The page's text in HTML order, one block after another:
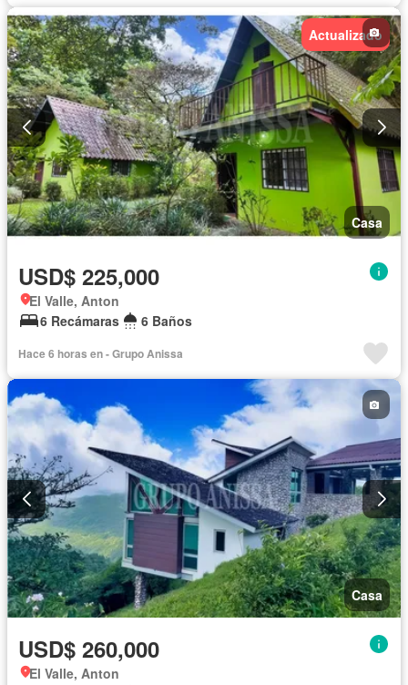
Actualizado
Casa
USD$ 225,000
El Valle, Anton
6 Recámaras
6 Baños
Hace 6 horas en - Grupo Anissa
Casa
USD$ 260,000
El Valle, Anton